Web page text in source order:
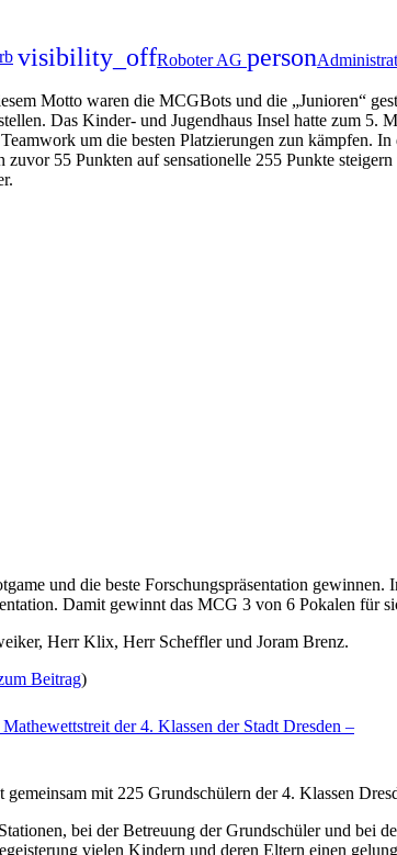
visibility_offRoboter AG person
Motto waren die MCGBots und die „Junioren“
Das Kinder- und Jugendhaus Insel hatte zum
um die besten Platzierungen zun kämpfen.
55 Punkten auf sensationelle 255 Punkte
und die beste Forschungspräsentation
Damit gewinnt das MCG 3 von 6 Pokalen für
Herr Klix, Herr Scheffler und Joram Brenz.
Beitrag)
der 4. Klassen der Stadt Dresden –
mit 225 Grundschülern der 4. Klassen
bei der Betreuung der Grundschüler und bei
vielen Kindern und deren Eltern einen